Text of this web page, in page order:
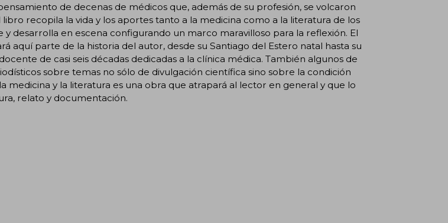
de decenas de médicos que, además de su profesión, se volcaron
libro recopila la vida y los aportes tanto a la medicina como a la literatura de los
y desarrolla en escena configurando un marco maravilloso para la reflexión. El
aquí parte de la historia del autor, desde su Santiago del Estero natal hasta su
de casi seis décadas dedicadas a la clínica médica. También algunos de
sobre temas no sólo de divulgación científica sino sobre la condición
medicina y la literatura es una obra que atrapará al lector en general y que lo
relato y documentación.